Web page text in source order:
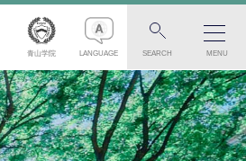
青山学院 LANGUAGE SEARCH MENU